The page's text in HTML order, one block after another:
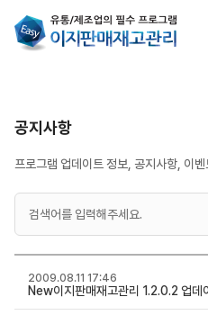
공지사항
프로그램 업데이트 정보, 공지사항, 이
New이지판매재고관리 1.2.0.2 업데
2009.08.11 17:46